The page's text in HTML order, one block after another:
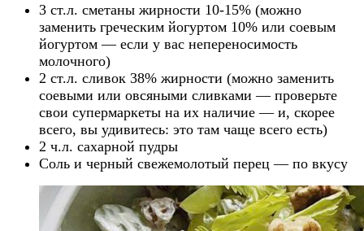
3 ст.л. сметаны жирности 10-15% (можно
заменить греческим йогуртом 10% или соевым
йогуртом — если у вас непереносимость
молочного)
2 ст.л. сливок 38% жирности (можно заменить
соевыми или овсяными сливками — проверьте
свои супермаркеты на их наличие — и, скорее
всего, вы удивитесь: это там чаще всего есть)
2 ч.л. сахарной пудры
Соль и черный свежемолотый перец — по вкусу